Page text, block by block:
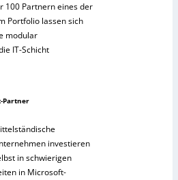
100 Partnern eines der
Portfolio lassen sich
modular
IT-Schicht
Partner
investieren
in schwierigen
in Microsoft-